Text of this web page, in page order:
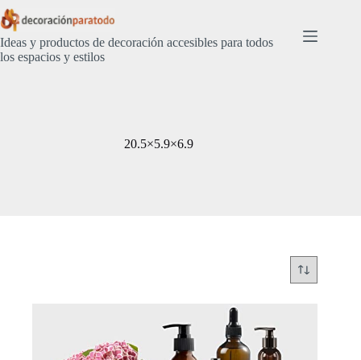
Saltar
al
contenido
Ideas y productos de decoración accesibles para todos
los espacios y estilos
20.5×5.9×6.9